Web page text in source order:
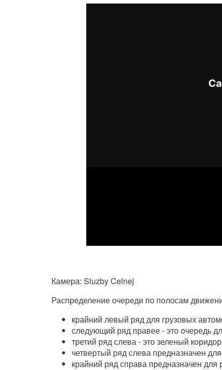
Камера: Sluzby Celnej
Распределение очереди по полосам
крайний левый ряд для грузовых
следующий ряд правее - это очередь
третий ряд слева - это зеленый
четвертый ряд слева предназначен
крайний ряд справа предназначен